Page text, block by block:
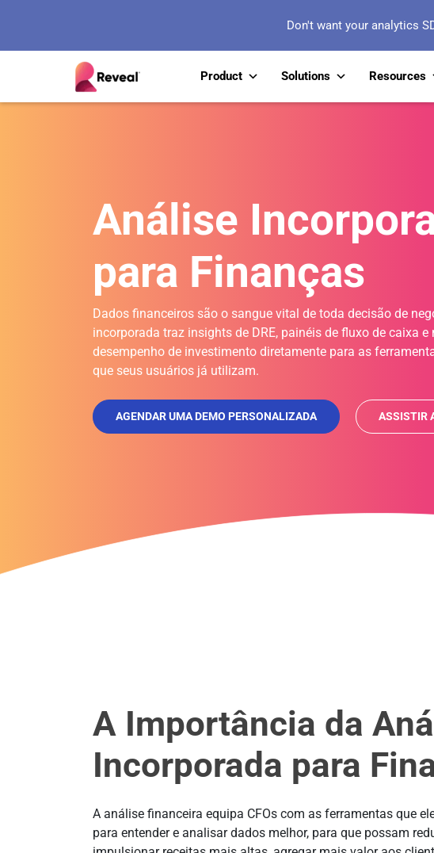
Don't want your analytics
Product Solutions Resources
Análise
para Finanças
Dados financeiros são o sangue vital de toda decisão de
incorporada traz insights de DRE, painéis de fluxo de caixa e
desempenho de investimento diretamente para as
que seus usuários já utilizam.
AGENDAR UMA DEMO PERSONALIZADA ASSISTIR
A Importância da
Incorporada para
A análise financeira equipa CFOs com as ferramentas que
para entender e analisar dados melhor, para que possam